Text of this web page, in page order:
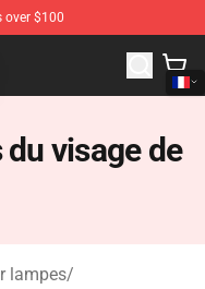
over $100
Store of Pokemon
visage de
lampes/